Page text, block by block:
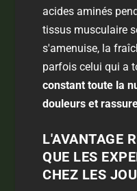
acides aminés
tissus musculaire
s'amenuise, la
parfois celui qui a
constant toute la
douleurs et
L'AVANTAGE
QUE LES
CHEZ LES